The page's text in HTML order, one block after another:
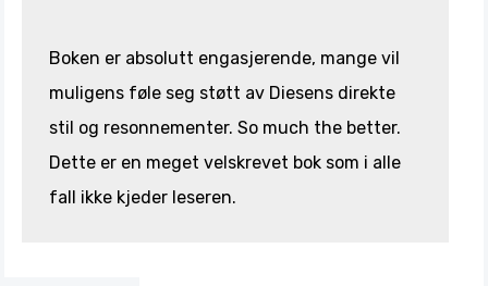
Boken er absolutt engasjerende, mange vil
muligens føle seg støtt av Diesens direkte
stil og resonnementer. So much the better.
Dette er en meget velskrevet bok som i alle
fall ikke kjeder leseren.